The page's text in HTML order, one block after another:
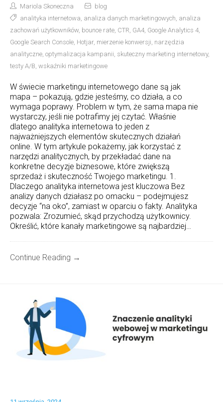
Mariola Skoneczna
blog
analityka internetowa, analiza danych marketingowych, analiza
zachowań użytkowników, bounce rate, CTR, GA4, Google Analytics 4,
Google Search Console, Hotjar, mierzenie konwersji, narzędzia
analityczne, optymalizacja kampanii, skuteczny marketing internetowy,
testy A/B, wskaźniki marketingowe
W świecie marketingu internetowego dane są jak
mapa – pokazują, gdzie jesteśmy, co działa, a co
wymaga poprawy. Problem w tym, że sama mapa nie
wystarczy, jeśli nie potrafimy jej czytać. Właśnie
dlatego analityka internetowa to jeden z
najważniejszych elementów skutecznych działań
online. W tym artykule pokażemy, jak korzystać z
narzędzi analitycznych, by przekładać dane na
konkretne decyzje biznesowe, które zwiększą
sprzedaż i skuteczność Twojego marketingu. 1.
Dlaczego analityka internetowa jest kluczowa Bez
analizy danych działasz po omacku – podejmujesz
decyzje “na oko”, zamiast w oparciu o fakty. Analityka
pozwala: Zrozumieć, skąd przychodzą użytkownicy.
Określić, które kanały marketingowe są najbardziej…
Continue Reading →